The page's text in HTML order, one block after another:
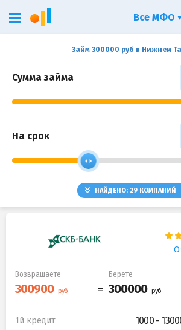
Займ 300000 руб в Нижнем
Сумма займа
На срок
НАЙДЕНО: 29КОМПАНИЙ
Возвращаете Берете
1й кредит 1000 -
Все МФО